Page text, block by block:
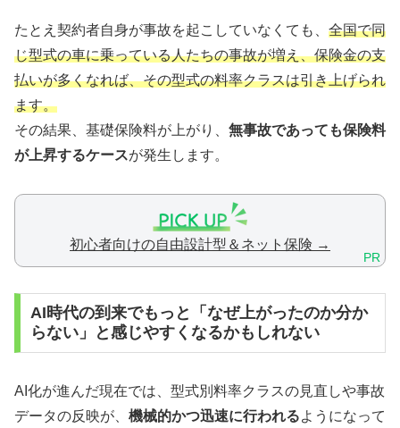
たとえ契約者自身が事故を起こしていなくても、 全国で同
じ型式の車に乗っている人たちの事故が増え、保険金の支
払いが多くなれば、その型式の料率クラスは引き上げられ
ます。
その結果、基礎保険料が上がり、 無事故であっても保険料
が上昇するケースが発生します。
初心者向けの自由設計型＆ネット保険 →
PR
AI時代の到来でもっと「なぜ上がったのか分か
らない」と感じやすくなるかもしれない
AI化が進んだ現在では、型式別料率クラスの見直しや事故
データの反映が、 機械的かつ迅速に行われるようになって